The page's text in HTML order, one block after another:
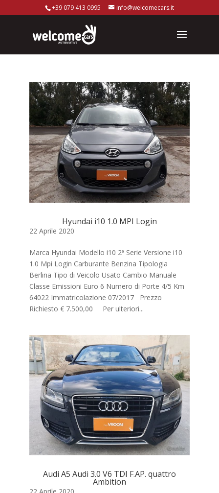
+39 079 413 0995 info@welcomecars.it
Hyundai i10 1.0 MPI Login
22 Aprile 2020
Marca Hyundai Modello i10 2ª Serie Versione i10
1.0 Mpi Login Carburante Benzina Tipologia
Berlina Tipo di Veicolo Usato Cambio Manuale
Classe Emissioni Euro 6 Numero di Porte 4/5 Km
64022 Immatricolazione 07/2017 Prezzo
Richiesto € 7.500,00 Per ulteriori...
Audi A5 Audi 3.0 V6 TDI F.AP. quattro
Ambition